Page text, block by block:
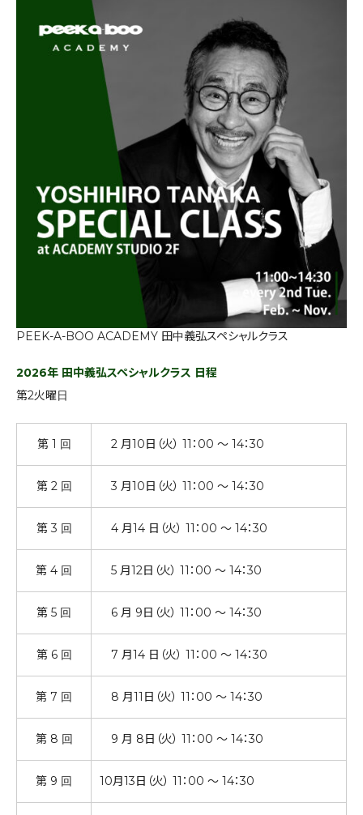
PEEK-A-BOO ACADEMY 田中義弘スペシャルクラス
2026年 田中義弘スペシャルクラス 日程
第2火曜日
第 1 回 2 月10日（火） 11：00 ～ 14：30
第 2 回 3 月10日（火） 11：00 ～ 14：30
第 3 回 4 月14 日（火） 11：00 ～ 14：30
第 4 回 5 月12日（火） 11：00 ～ 14：30
第 5 回 6 月 9日（火） 11：00 ～ 14：30
第 6 回 7 月14 日（火） 11：00 ～ 14：30
第 7 回 8 月11日（火） 11：00 ～ 14：30
第 8 回 9 月 8日（火） 11：00 ～ 14：30
第 9 回 10月13日（火） 11：00 ～ 14：30